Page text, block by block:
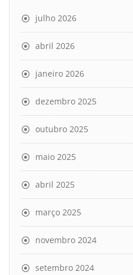
julho 2026
abril 2026
janeiro 2026
dezembro 2025
outubro 2025
maio 2025
abril 2025
março 2025
novembro 2024
setembro 2024